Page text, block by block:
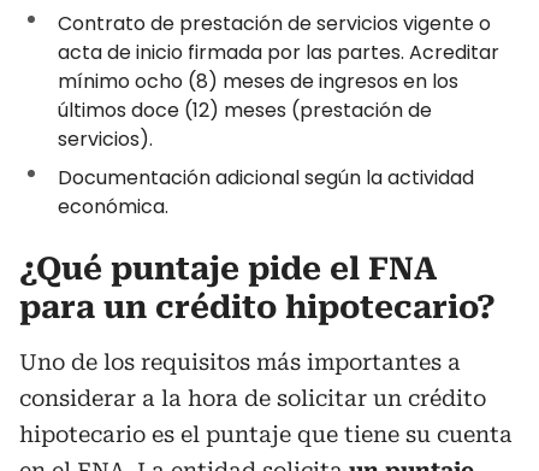
Contrato de prestación de servicios vigente o
acta de inicio firmada por las partes. Acreditar
mínimo ocho (8) meses de ingresos en los
últimos doce (12) meses (prestación de
servicios).
Documentación adicional según la actividad
económica.
¿Qué puntaje pide el FNA
para un crédito hipotecario?
Uno de los requisitos más importantes a
considerar a la hora de solicitar un crédito
hipotecario es el puntaje que tiene su cuenta